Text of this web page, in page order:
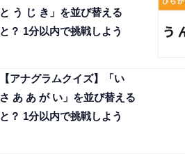
と う じ き」を並び替える
と？ 1分以内で挑戦しよう
【アナグラムクイズ】「い
さ あ あ が い」を並び替える
と？ 1分以内で挑戦しよう